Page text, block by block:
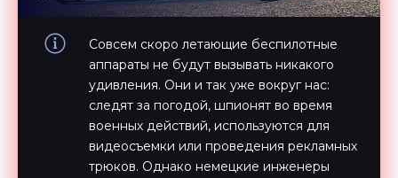
Совсем скоро летающие беспилотные
аппараты не будут вызывать никакого
удивления. Они и так уже вокруг нас:
следят за погодой, шпионят во время
военных действий, используются для
видеосъемки или проведения рекламных
трюков. Однако немецкие инженеры